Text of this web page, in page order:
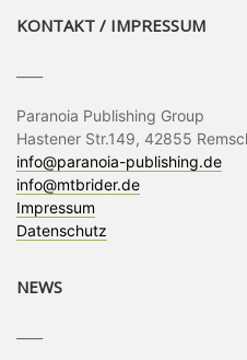
KONTAKT / IMPRESSUM
Paranoia Publishing Group
Hastener Str.149, 42855
info@paranoia-publishing.de
info@mtbrider.de
Impressum
Datenschutz
NEWS